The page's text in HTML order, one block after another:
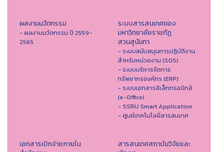
ผลงานนวัตกรรม
- ผลงานนวัตกรรม ปี 2559-
2565
ระบบสารสนเทศของ
มหาวิทยาลัยราชภัฏ
สวนสุนันทา
- ระบบสนับสนุนการปฏิบัติงาน
สำหรับหน่วยงาน (SOS)
- ระบบบริหารจัดการ
ทรัพยากรองค์กร (ERP)
- ระบบเอกสารอิเล็กทรอนิกส์
(e-Office)
- SSRU Smart Application
- ศูนย์เทคโนโลยีสารสนเทศ
เอกสารเบิกจ่ายภายใน
สารสนเทศสถาบันวิจัยและ